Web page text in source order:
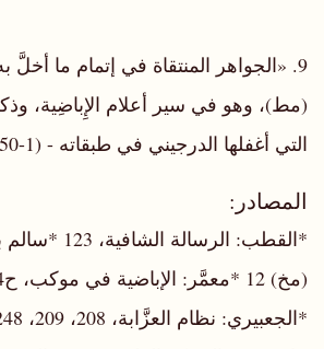
9. «الجواهر المنتقاة في إتمام ما أخلَّ
(مط)، وهو في سير أعلام الإِباضِية،
التي أغفلها الدرجيني في طبقاته - (1-50هـ).
المصادر:
*القطب: